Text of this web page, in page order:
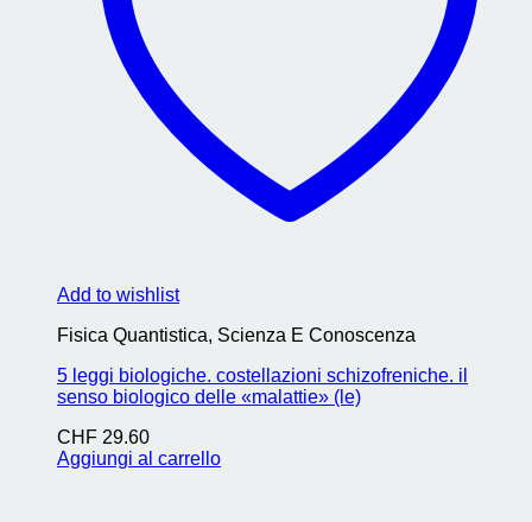
Add to wishlist
Fisica Quantistica, Scienza E Conoscenza
5 leggi biologiche. costellazioni schizofreniche. il
senso biologico delle «malattie» (le)
CHF 29.60
Aggiungi al carrello